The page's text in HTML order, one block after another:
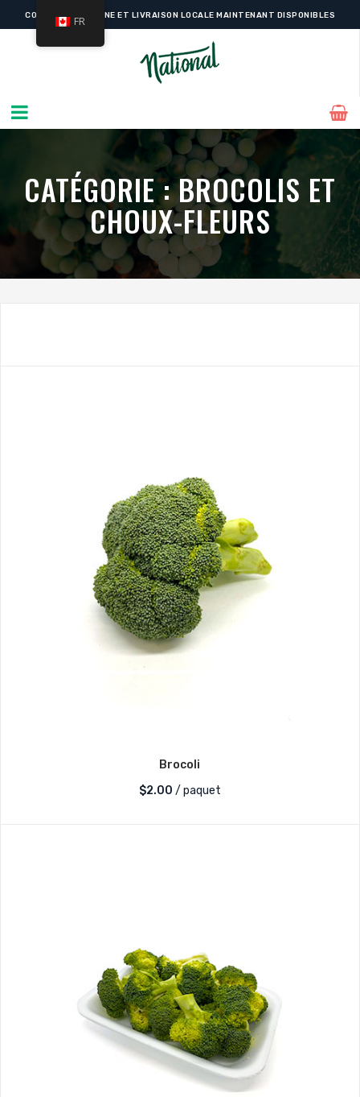
COMMANDE EN LIGNE ET LIVRAISON LOCALE MAINTENANT DISPONIBLES
CATÉGORIE :BROCOLIS ET
CHOUX-FLEURS
Brocoli
$2.00 / paquet
FR